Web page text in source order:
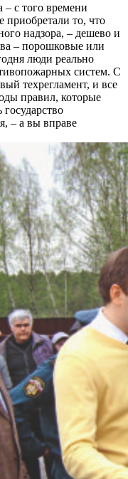
с того времени
приобретали то, что
надзора, – дешево и
– порошковые или
люди реально
систем. С
техрегламент, и все
правил, которые
– а вы вправе